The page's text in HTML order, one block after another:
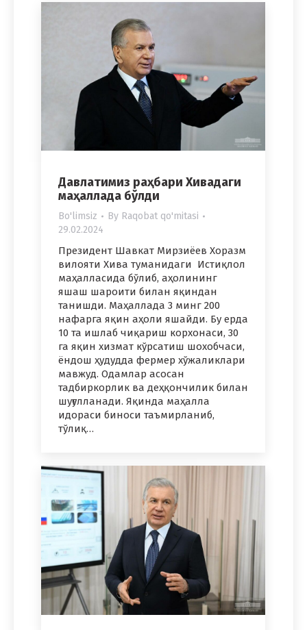
Давлатимиз раҳбари Хивадаги
маҳаллада бўлди
Bo'limsiz By Raqobat qo'mitasi
29.02.2024
Президент Шавкат Мирзиёев Хоразм
вилояти Хива туманидаги Истиқлол
маҳалласида бўлиб, аҳолининг
яшаш шароити билан яқиндан
танишди. Маҳаллада 3 минг 200
нафарга яқин аҳоли яшайди. Бу ерда
10 та ишлаб чиқариш корхонаси, 30
га яқин хизмат кўрсатиш шохобчаси,
ёндош ҳудудда фермер хўжаликлари
мавжуд. Одамлар асосан
тадбиркорлик ва деҳқончилик билан
шуғулланади. Яқинда маҳалла
идораси биноси таъмирланиб,
тўлиқ…